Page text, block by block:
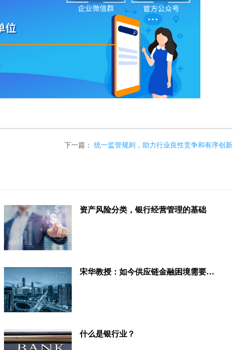
下一篇： 统一监管规则，助力行业良性竞争和有序创新
资产风险分类，银行经营管理的基础
宋华教授：如今供应链金融困境需要建立数字信任来解决！
什么是银行业？